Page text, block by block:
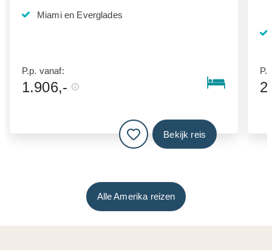
Miami en Everglades
P.p. vanaf:
1.906,-
Bekijk reis
Alle Amerika reizen